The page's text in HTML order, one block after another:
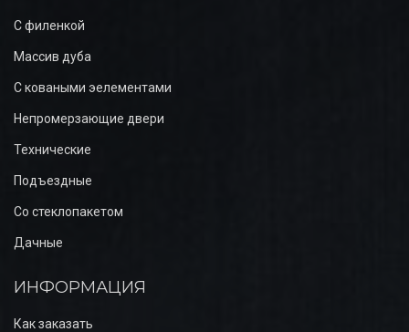
С филенкой
Массив дуба
С коваными эелементами
Непромерзающие двери
Технические
Подъездные
Со стеклопакетом
Дачные
ИНФОРМАЦИЯ
Как заказать